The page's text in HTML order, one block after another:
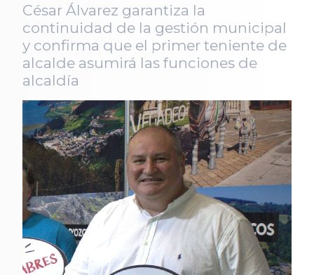
César Álvarez garantiza la
continuidad de la gestión municipal
y confirma que el primer teniente de
alcalde asumirá las funciones de
alcaldía